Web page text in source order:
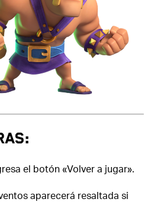
el botón «Volver a jugar».
aparecerá resaltada si